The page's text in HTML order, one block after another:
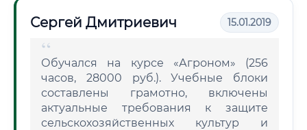
Сергей Дмитриевич 15.01.2019
Обучался на курсе «Агроном» (256
часов, 28000 руб.). Учебные блоки
составлены грамотно, включены
актуальные требования к защите
сельскохозяйственных культур и